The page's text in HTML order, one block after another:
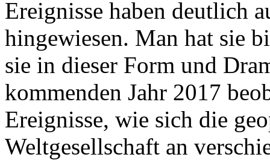
Ereignisse haben deutlich
hingewiesen. Man hat sie
sie in dieser Form und
kommenden Jahr 2017
Ereignisse, wie sich die
Weltgesellschaft an